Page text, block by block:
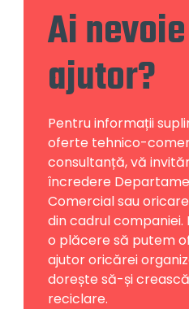
Ai
ajutor?
Pentru informații
oferte tehnico-
consultanță, vă
încredere
Comercial sau
din cadrul companiei.
o plăcere să putem
ajutor oricărei
dorește să-și
reciclare.